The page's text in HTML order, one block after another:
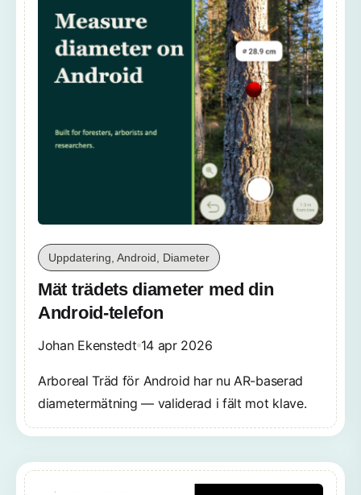
Uppdatering, Android, Diameter
Mät trädets diameter med din
Android-telefon
Johan Ekenstedt 14 apr 2026
Arboreal Träd för Android har nu AR-baserad
diametermätning — validerad i fält mot klave.